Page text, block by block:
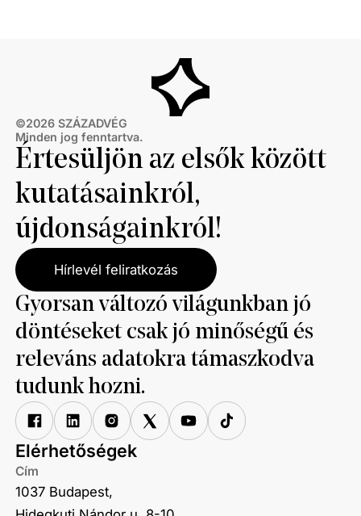
©2026 SZÁZADVÉG
Minden jog fenntartva.
Értesüljön az elsők között
kutatásainkról,
újdonságainkról!
Hírlevél feliratkozás
Gyorsan változó világunkban jó
döntéseket csak jó minőségű és
releváns adatokra támaszkodva
tudunk hozni.
Elérhetőségek
Cím
1037 Budapest,